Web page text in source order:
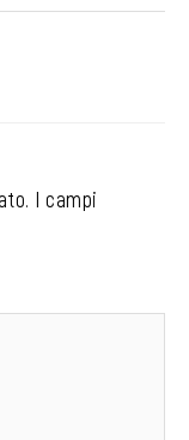
I campi